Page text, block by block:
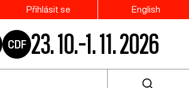
Přihlásit se English
CDF 23. 10.–1. 11. 2026